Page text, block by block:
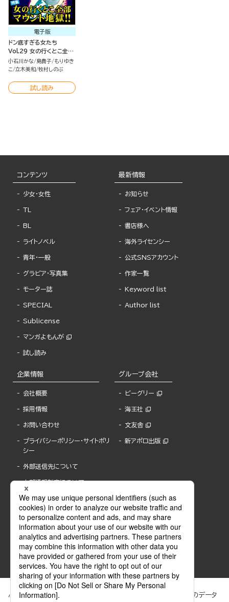
電子版
ドン底すぎる女たち
Vol.29 女の行くとこ全部
マウント地獄!!
小石川かな 島貴子 もりゆき
こ 立木美和 牧村しのぶ
試し読み
コンテンツ
少女・女性
TL
BL
ライトノベル
青年・一般
グラビア・写真集
モーター誌
SPECIAL
Sublicense
マンガよもんが
試し読み
最新情報
お知らせ
フェア・イベント情報
書店様へ
海外ライセンシー
公式SNSアカウント
作家一覧
Keyword list
Author list
企業情報
会社概要
採用情報
お問い合わせ
プライバシーポリシー・サイトポリ
シー
外部送信先について
内部通報制度について
グループ会社
ビーグリー
海王社
文友舎
新アポロ出版
ぶんか社が運営するサイトでは、利便性向上のためにCookie等のデータ